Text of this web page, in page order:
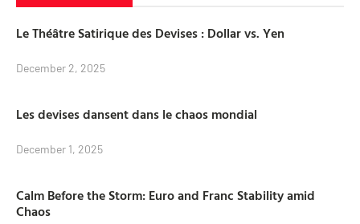
Le Théâtre Satirique des Devises : Dollar vs. Yen
December 2, 2025
Les devises dansent dans le chaos mondial
December 1, 2025
Calm Before the Storm: Euro and Franc Stability amid
Chaos